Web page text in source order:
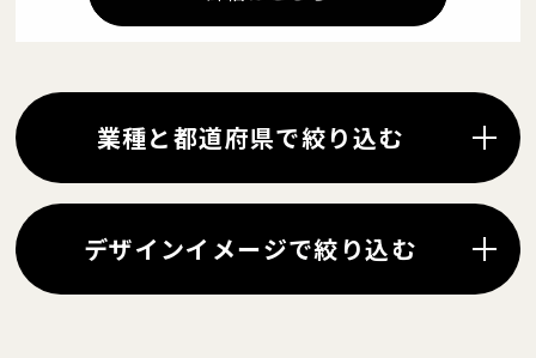
業種と都道府県で絞り込む
デザインイメージで絞り込む